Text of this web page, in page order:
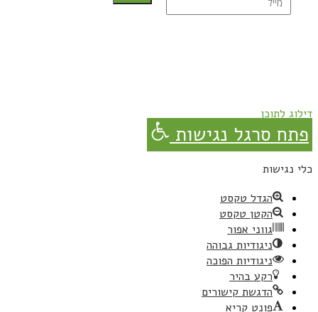
דילוג לתוכן
פתח סרגל נגישות
כלי נגישות
הגדל טקסט
הקטן טקסט
גווני אפור
ניגודיות גבוהה
ניגודיות הפוכה
רקע בהיר
הדגשת קישורים
פונט קריא